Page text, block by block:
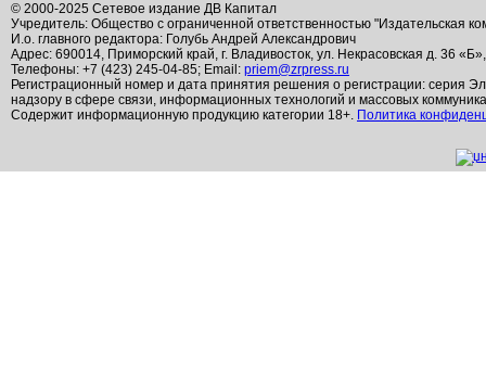
© 2000-2025 Сетевое издание ДВ Капитал
Учредитель: Общество с ограниченной ответственностью "Издательская
И.о. главного редактора: Голубь Андрей Александрович
Адрес: 690014, Приморский край, г. Владивосток, ул. Некрасовская д. 36
Телефоны: +7 (423) 245-04-85; Email: priem@zrpress.ru
Регистрационный номер и дата принятия решения о регистрации: серия
надзору в сфере связи, информационных технологий и массовых
Содержит информационную продукцию категории 18+. Политика